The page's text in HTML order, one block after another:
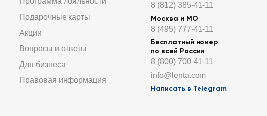
Подарочные карты
Акции
Вопросы и ответы
Для бизнеса
Правовая информация
8 (812) 385-41-11
Москва и МО
8 (495) 777-41-11
Бесплатный номер
по всей России
8 (800) 700-41-11
info@lenta.com
Написать в Telegram